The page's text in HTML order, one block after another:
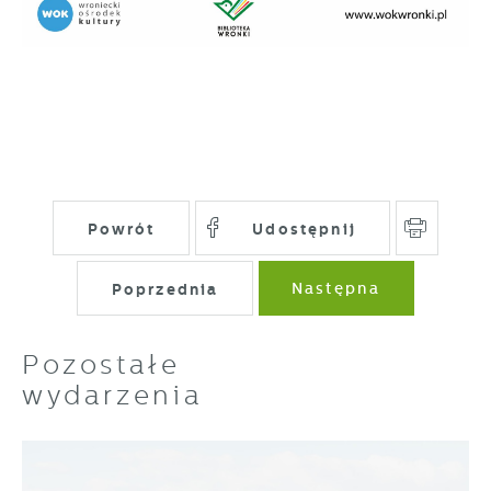
Powrót Udostępnij
Poprzednia Następna
Pozostałe
wydarzenia